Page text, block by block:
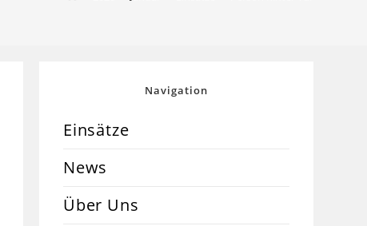
Navigation
Einsätze
News
Über Uns